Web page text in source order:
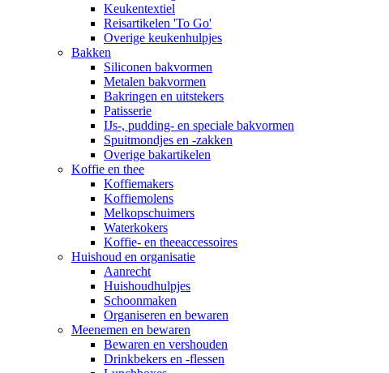
Keukentextiel
Reisartikelen 'To Go'
Overige keukenhulpjes
Bakken
Siliconen bakvormen
Metalen bakvormen
Bakringen en uitstekers
Patisserie
IJs-, pudding- en speciale bakvormen
Spuitmondjes en -zakken
Overige bakartikelen
Koffie en thee
Koffiemakers
Koffiemolens
Melkopschuimers
Waterkokers
Koffie- en theeaccessoires
Huishoud en organisatie
Aanrecht
Huishoudhulpjes
Schoonmaken
Organiseren en bewaren
Meenemen en bewaren
Bewaren en vershouden
Drinkbekers en -flessen